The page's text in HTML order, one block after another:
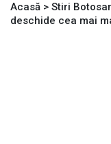
Acasă > Stiri
deschide cea mai